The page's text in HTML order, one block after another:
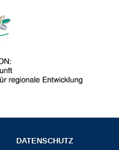
DATENSCHUTZ